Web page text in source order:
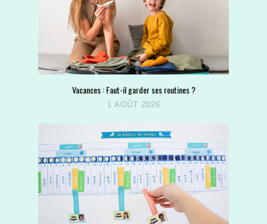
Vacances : Faut-il garder ses routines ?
1 AOÛT 2026